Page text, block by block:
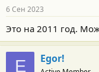
н
с
т
и
:
6 Сен 2023
Это на 2011 год.
E Egor!